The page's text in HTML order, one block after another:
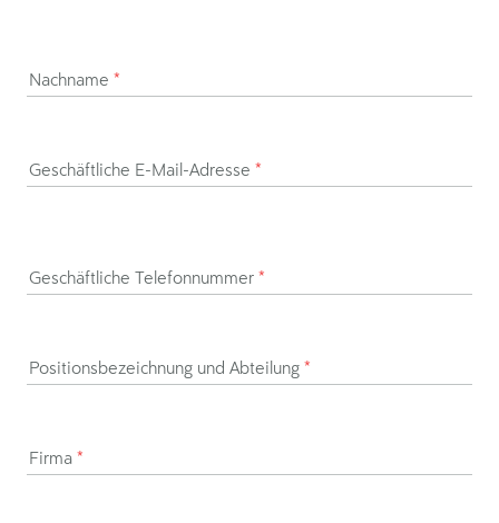
Nachname *
Geschäftliche E-Mail-Adresse *
Geschäftliche Telefonnummer *
Positionsbezeichnung und Abteilung *
Firma *